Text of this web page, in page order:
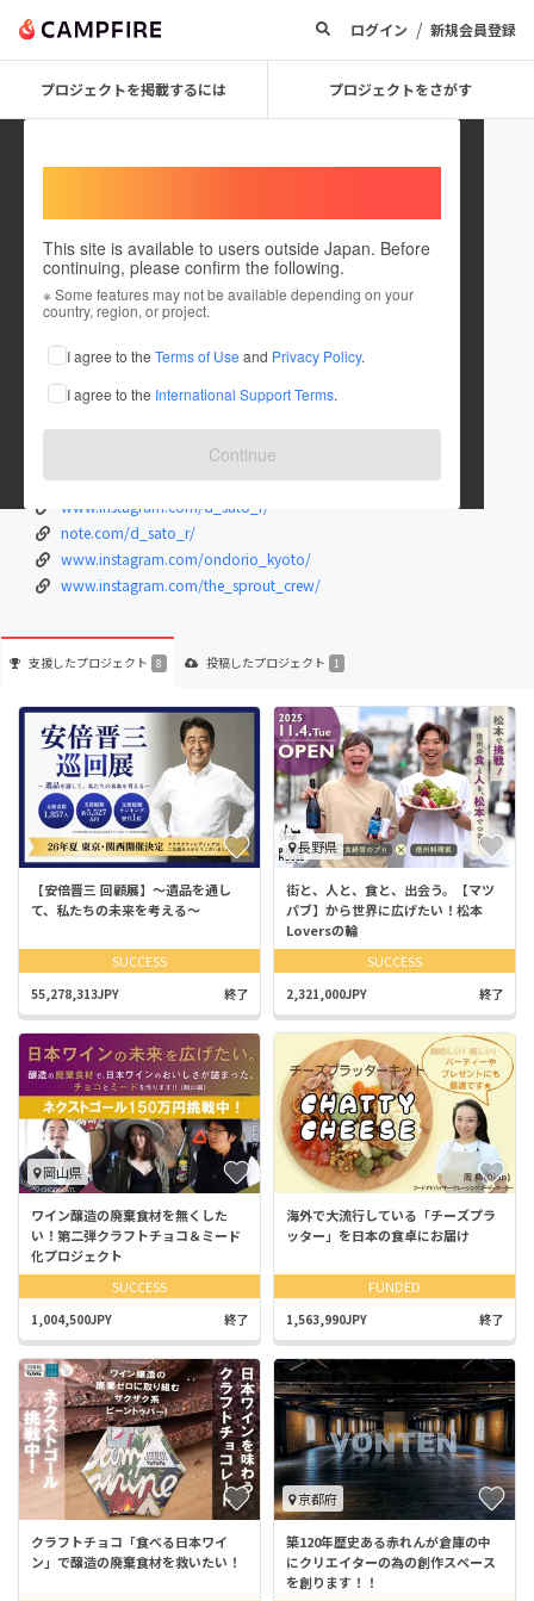
ログイン / 新規会員登録
プロジェクトを掲載するには プロジェクトをさがす
This site is available to users outside Japan. Before
continuing, please confirm the following.
※ Some features may not be available depending on your
country, region, or project.
I agree to the Terms of Use and Privacy Policy.
I agree to the International Support Terms.
Continue
RYOSUKE SATO _ The Sprout
プロジェクトオーナー
これまでに8回支援して1件のプロジェクトを投稿しています
在住国：日本 現在地：京都府
出身地：京都府
www.instagram.com/d_sato_r/
note.com/d_sato_r/
www.instagram.com/ondorio_kyoto/
www.instagram.com/the_sprout_crew/
支援したプロジェクト 8 投稿したプロジェクト 1
【安倍晋三 回顧展】～遺品を通し
て、私たちの未来を考える～
SUCCESS
55,278,313JPY 終了
長野県
街と、人と、食と、出会う。【マツ
パブ】から世界に広げたい！松本
Loversの輪
SUCCESS
2,321,000JPY 終了
岡山県
ワイン醸造の廃棄食材を無くした
い！第二弾クラフトチョコ＆ミード
化プロジェクト
SUCCESS
1,004,500JPY 終了
海外で大流行している「チーズプラ
ッター」を日本の食卓にお届け
FUNDED
1,563,990JPY 終了
クラフトチョコ「食べる日本ワイ
ン」で醸造の廃棄食材を救いたい！
京都府
築120年歴史ある赤れんが倉庫の中
にクリエイターの為の創作スペース
を創ります！！